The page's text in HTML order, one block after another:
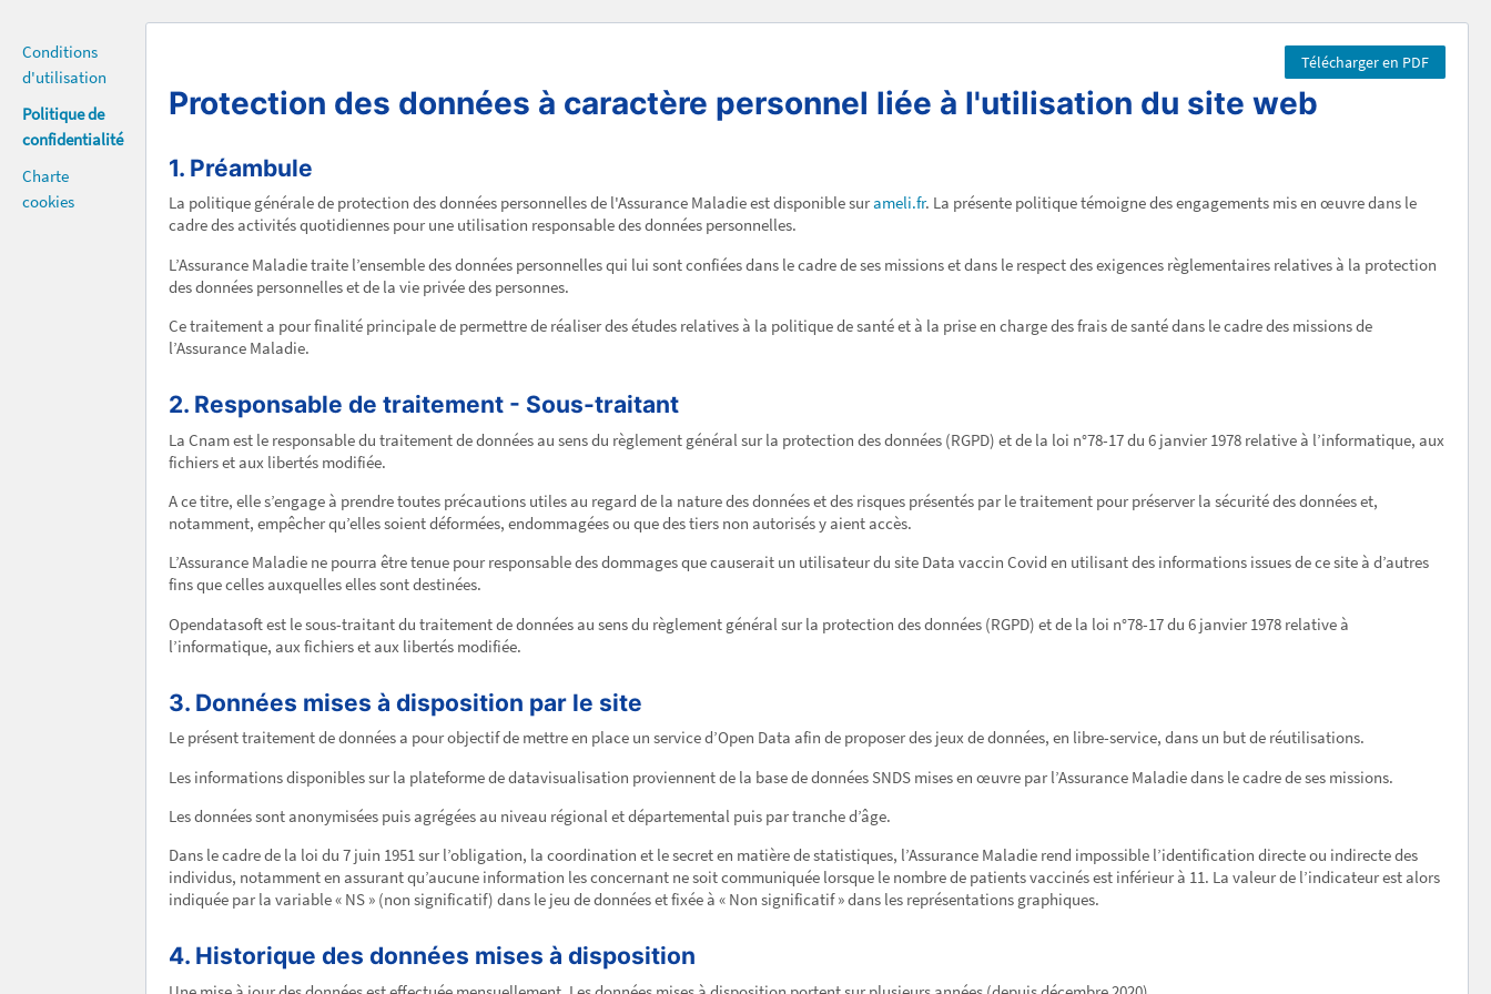
Conditions
d'utilisation
Politique de
confidentialité
Charte
cookies
Télécharger en PDF
Protection des données à caractère personnel liée à l'utilisation du site web
1. Préambule
La politique générale de protection des données personnelles de l'Assurance Maladie est disponible surameli.fr. La présente politique témoigne des engagements mis en œuvre dans le
cadre des activités quotidiennes pour une utilisation responsable des données personnelles.
L’Assurance Maladie traite l’ensemble des données personnelles qui lui sont confiées dans le cadre de ses missions et dans le respect des exigences règlementaires relatives à la protection
des données personnelles et de la vie privée des personnes.
Ce traitement a pour finalité principale de permettre de réaliser des études relatives à la politique de santé et à la prise en charge des frais de santé dans le cadre des missions de
l’Assurance Maladie.
2. Responsable de traitement - Sous-traitant
La Cnam est le responsable du traitement de données au sens du règlement général sur la protection des données (RGPD) et de la loi n°78-17 du 6 janvier 1978 relative à l’informatique, aux
fichiers et aux libertés modifiée.
A ce titre, elle s’engage à prendre toutes précautions utiles au regard de la nature des données et des risques présentés par le traitement pour préserver la sécurité des données et,
notamment, empêcher qu’elles soient déformées, endommagées ou que des tiers non autorisés y aient accès.
L’Assurance Maladie ne pourra être tenue pour responsable des dommages que causerait un utilisateur du site Data vaccin Covid en utilisant des informations issues de ce site à d’autres
fins que celles auxquelles elles sont destinées.
Opendatasoft est le sous-traitant du traitement de données au sens du règlement général sur la protection des données (RGPD) et de la loi n°78-17 du 6 janvier 1978 relative à
l’informatique, aux fichiers et aux libertés modifiée.
3. Données mises à disposition par le site
Le présent traitement de données a pour objectif de mettre en place un service d’Open Data afin de proposer des jeux de données, en libre-service, dans un but de réutilisations.
Les informations disponibles sur la plateforme de datavisualisation proviennent de la base de données SNDS mises en œuvre par l’Assurance Maladie dans le cadre de ses missions.
Les données sont anonymisées puis agrégées au niveau régional et départemental puis par tranche d’âge.
Dans le cadre de la loi du 7 juin 1951 sur l’obligation, la coordination et le secret en matière de statistiques, l’Assurance Maladie rend impossible l’identification directe ou indirecte des
individus, notamment en assurant qu’aucune information les concernant ne soit communiquée lorsque le nombre de patients vaccinés est inférieur à 11. La valeur de l’indicateur est alors
indiquée par la variable « NS » (non significatif) dans le jeu de données et fixée à « Non significatif » dans les représentations graphiques.
4. Historique des données mises à disposition